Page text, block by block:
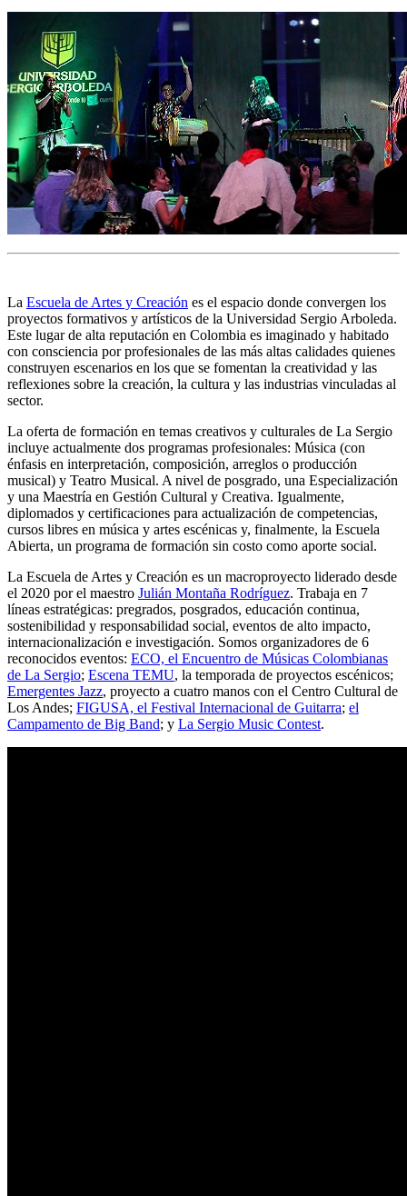
La Escuela de Artes y Creación es el espacio donde convergen los
proyectos formativos y artísticos de la Universidad Sergio Arboleda.
Este lugar de alta reputación en Colombia es imaginado y habitado
con consciencia por profesionales de las más altas calidades quienes
construyen escenarios en los que se fomentan la creatividad y las
reflexiones sobre la creación, la cultura y las industrias vinculadas al
sector.
La oferta de formación en temas creativos y culturales de La Sergio
incluye actualmente dos programas profesionales: Música (con
énfasis en interpretación, composición, arreglos o producción
musical) y Teatro Musical. A nivel de posgrado, una Especialización
y una Maestría en Gestión Cultural y Creativa. Igualmente,
diplomados y certificaciones para actualización de competencias,
cursos libres en música y artes escénicas y, finalmente, la Escuela
Abierta, un programa de formación sin costo como aporte social.
La Escuela de Artes y Creación es un macroproyecto liderado desde
el 2020 por el maestro Julián Montaña Rodríguez. Trabaja en 7
líneas estratégicas: pregrados, posgrados, educación continua,
sostenibilidad y responsabilidad social, eventos de alto impacto,
internacionalización e investigación. Somos organizadores de 6
reconocidos eventos: ECO, el Encuentro de Músicas Colombianas
de La Sergio; Escena TEMU, la temporada de proyectos escénicos;
Emergentes Jazz, proyecto a cuatro manos con el Centro Cultural de
Los Andes; FIGUSA, el Festival Internacional de Guitarra; el
Campamento de Big Band; y La Sergio Music Contest.